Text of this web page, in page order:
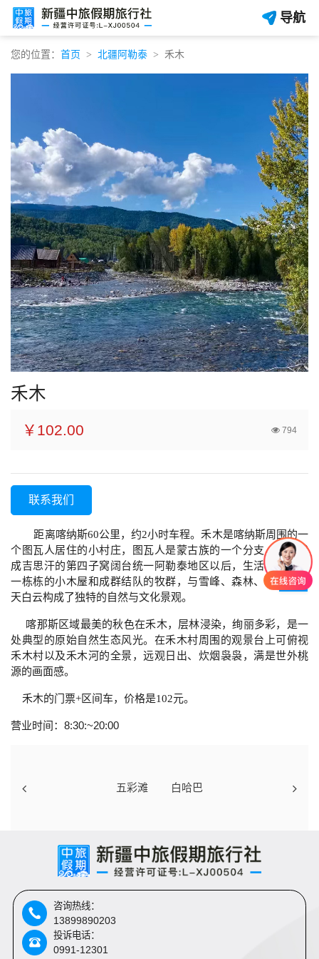
导航
您的位置： 首页 北疆阿勒泰 禾木
禾木
￥102.00 794
联系我们
距离喀纳斯60公里，约2小时车程。禾木是喀纳斯周围的一
个图瓦人居住的小村庄，图瓦人是蒙古族的一个分支，从元代
成吉思汗的第四子窝阔台统一阿勒泰地区以后，生活在这里。
一栋栋的小木屋和成群结队的牧群，与雪峰、森林、草地、蓝
天白云构成了独特的自然与文化景观。
喀那斯区域最美的秋色在禾木，层林浸染，绚丽多彩，是一
处典型的原始自然生态风光。在禾木村周围的观景台上可俯视
禾木村以及禾木河的全景，远观日出、炊烟袅袅，满是世外桃
源的画面感。
禾木的门票+区间车，价格是102元。
营业时间：8:30:~20:00
五彩滩 白哈巴
咨询热线：
13899890203
投诉电话：
0991-12301